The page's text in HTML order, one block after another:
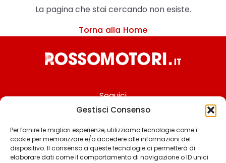
Gestisci Consenso
Per fornire le migliori esperienze, utilizziamo tecnologie come i
cookie per memorizzare e/o accedere alle informazioni del
dispositivo. Il consenso a queste tecnologie ci permetterà di
elaborare dati come il comportamento di navigazione o ID unici
La pagina che stai cercando non esiste.
Torna alla Home
Seguici
Chi siamo